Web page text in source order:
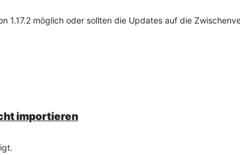
1.17.2 möglich oder sollten die Updates auf die
importieren